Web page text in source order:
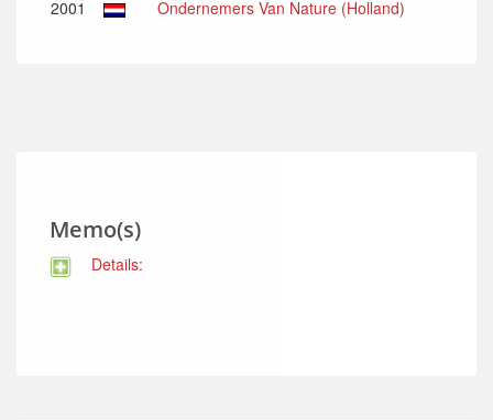
2001
Ondernemers Van Nature (Holland)
Memo(s)
Details: